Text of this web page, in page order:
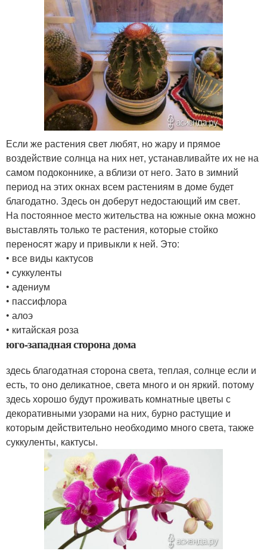
Если же растения свет любят, но жару и прямое
воздействие солнца на них нет, устанавливайте их не на
самом подоконнике, а вблизи от него. Зато в зимний
период на этих окнах всем растениям в доме будет
благодатно. Здесь он доберут недостающий им свет.
На постоянное место жительства на южные окна можно
выставлять только те растения, которые стойко
переносят жару и привыкли к ней. Это:
• все виды кактусов
• суккуленты
• адениум
• пассифлора
• алоэ
• китайская роза
юго-западная сторона дома
здесь благодатная сторона света, теплая, солнце если и
есть, то оно деликатное, света много и он яркий. потому
здесь хорошо будут проживать комнатные цветы с
декоративными узорами на них, бурно растущие и
которым действительно необходимо много света, также
суккуленты, кактусы.